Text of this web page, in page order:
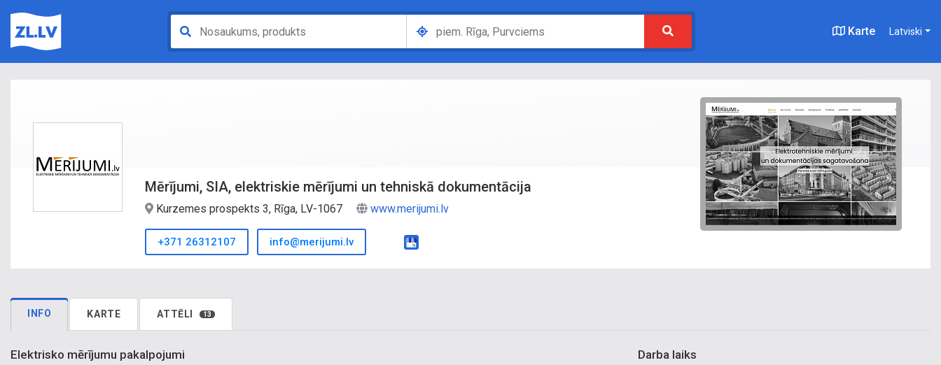
Karte Latviski
Mērījumi, SIA, elektriskie mērījumi un tehniskā dokumentācija
Kurzemes prospekts 3, Rīga, LV-1067 www.merijumi.lv
+371 26312107 info@merijumi.lv
INFO KARTE ATTĒLI 13
Elektrisko mērījumu pakalpojumi Darba laiks